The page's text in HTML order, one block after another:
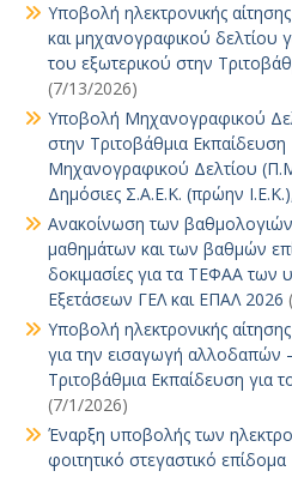
Υποβολή ηλεκτρονικής
και μηχανογραφικού δελτίου
του εξωτερικού στην
(7/13/2026)
Υποβολή Μηχανογραφικού
στην Τριτοβάθμια
Μηχανογραφικού Δελτίου
Δημόσιες Σ.Α.Ε.Κ. (πρώην
Ανακοίνωση των βαθμολογιών
μαθημάτων και των βαθμών
δοκιμασίες για τα ΤΕΦΑΑ
Εξετάσεων ΓΕΛ και ΕΠΑΛ 2026
Υποβολή ηλεκτρονικής
για την εισαγωγή αλλοδαπών
Τριτοβάθμια Εκπαίδευση για
(7/1/2026)
Έναρξη υποβολής των
φοιτητικό στεγαστικό επίδομα